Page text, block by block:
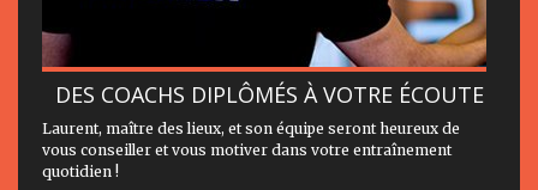
DES COACHS DIPLÔMÉS À VOTRE ÉCOUTE
Laurent, maître des lieux, et son équipe seront heureux de
vous conseiller et vous motiver dans votre entraînement
quotidien !